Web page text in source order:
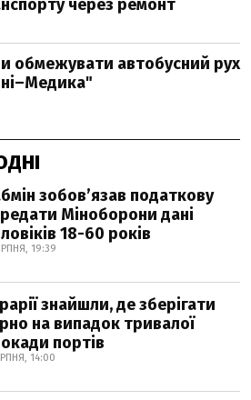
через ремонт
обмежувати автобусний рух
зобовʼязав податкову
Міноборони дані
18-60 років
19:39
знайшли, де зберігати
на випадок тривалої
портів
14:00